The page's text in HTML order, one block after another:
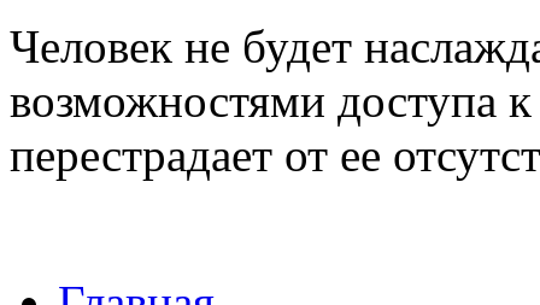
Человек не будет
возможностями доступа
перестрадает от ее